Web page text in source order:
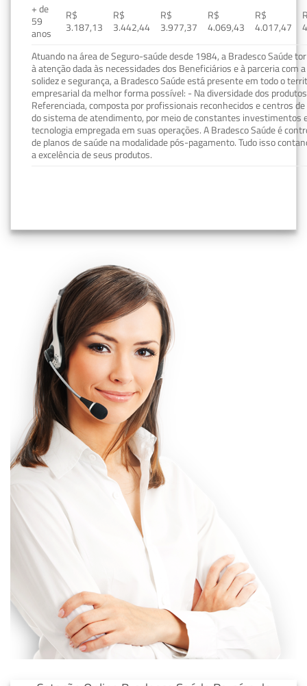
+ de
59
anos
R$
3.187,13
R$
3.442,44
R$
3.977,37
R$
4.069,43
R$
4.017,47
Atuando na área de Seguro-saúde desde 1984, a Bradesco Saúde
à atenção dada às necessidades dos Beneficiários e à parceria com
solidez e segurança, a Bradesco Saúde está presente em todo o
empresarial da melhor forma possível: - Na diversidade dos
Referenciada, composta por profissionais reconhecidos e centros
do sistema de atendimento, por meio de constantes investimentos
tecnologia empregada em suas operações. A Bradesco Saúde é
de planos de saúde na modalidade pós-pagamento. Tudo isso
a excelência de seus produtos.